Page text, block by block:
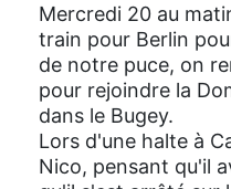
Mercredi 20 au
train pour Berlin
de notre puce, on
pour rejoindre la
dans le Bugey.
Lors d'une halte à
Nico, pensant qu'il